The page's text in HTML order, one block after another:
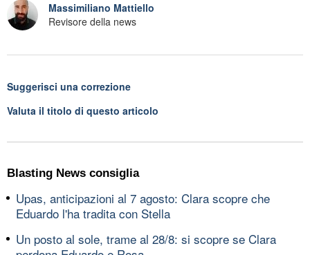
Massimiliano Mattiello
Revisore della news
Suggerisci una correzione
Valuta il titolo di questo articolo
Blasting News consiglia
Upas, anticipazioni al 7 agosto: Clara scopre che
Eduardo l'ha tradita con Stella
Un posto al sole, trame al 28/8: si scopre se Clara